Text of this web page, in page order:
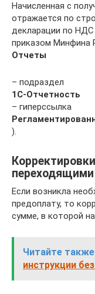
Начисленная с
отражается по
декларации по НДС
приказом Минфина
Отчеты
– подраздел
1С-Отчетность
– гиперссылка
).
Если возникла
предоплату, то
сумме, в которой
Читайте
инструкции